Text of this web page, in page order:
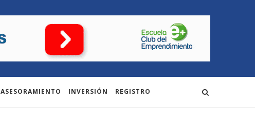
ASESORAMIENTO INVERSIÓN REGISTRO